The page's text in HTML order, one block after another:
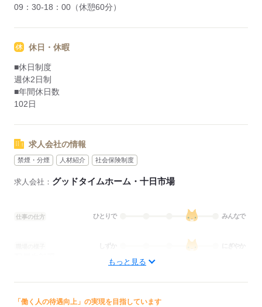
09：30-18：00（休憩60分）
休日・休暇
■休日制度
週休2日制
■年間休日数
102日
求人会社の情報
禁煙・分煙 人材紹介 社会保険制度
求人会社： グッドタイムホーム・十日市場
仕事の仕方 ひとりで みんなで
にぎやか
■賞与備考：規定による
もっと見る
「働く人の待遇向上」の実現を目指しています